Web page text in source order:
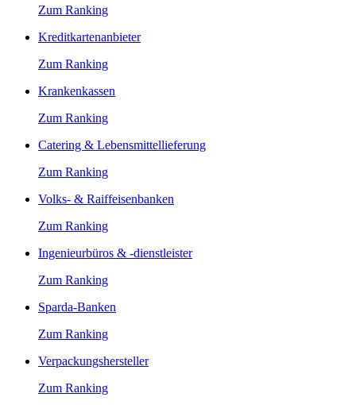
Zum Ranking
Kreditkartenanbieter
Zum Ranking
Krankenkassen
Zum Ranking
Catering & Lebensmittellieferung
Zum Ranking
Volks- & Raiffeisenbanken
Zum Ranking
Ingenieurbüros & -dienstleister
Zum Ranking
Sparda-Banken
Zum Ranking
Verpackungshersteller
Zum Ranking